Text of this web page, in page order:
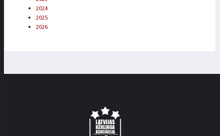
2024
2025
2026